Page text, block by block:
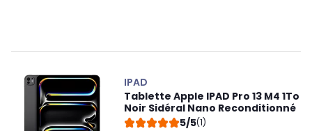
IPAD
Tablette Apple IPAD Pro 13 M4 1To
Noir Sidéral Nano Reconditionné
5/5(1)